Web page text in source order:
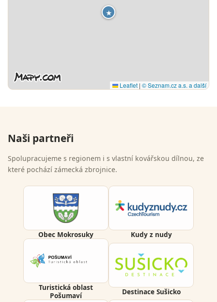
★
Leaflet | © Seznam.cz a.s. a další
Naši partneři
Spolupracujeme s regionem i s vlastní kovářskou dílnou, ze
které pochází zámecká zbrojnice.
Obec Mokrosuky Kudy z nudy
Turistická oblast
Pošumaví
Destinace Sušicko